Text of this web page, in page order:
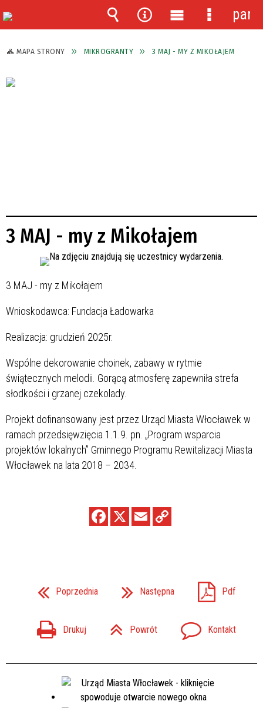
MAPA STRONY MIKROGRANTY 3 MAJ - MY Z MIKOŁAJEM
3 MAJ - my z Mikołajem
3 MAJ - my z Mikołajem
Wnioskodawca: Fundacja Ładowarka
Realizacja: grudzień 2025r.
Wspólne dekorowanie choinek, zabawy w rytmie
świątecznych melodii. Gorącą atmosferę zapewniła strefa
słodkości i grzanej czekolady.
Projekt dofinansowany jest przez Urząd Miasta Włocławek w
ramach przedsięwzięcia 1.1.9. pn. „Program wsparcia
projektów lokalnych” Gminnego Programu Rewitalizacji Miasta
Włocławek na lata 2018 – 2034.
Poprzednia Następna Pdf
Drukuj Powrót Kontakt
Wyszukiwarka
Narzędzia
Menu
główne
Menu